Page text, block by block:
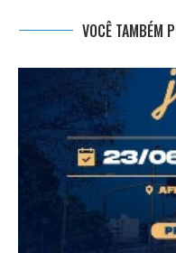
VOCÊ TAMBÉM